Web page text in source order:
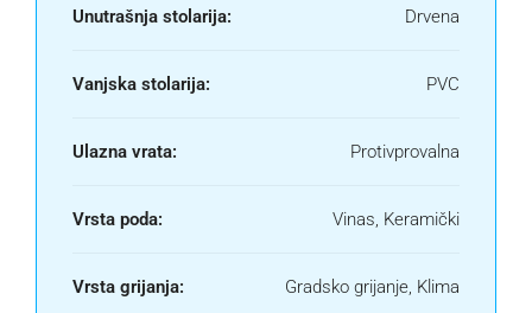
Unutrašnja stolarija: Drvena
Vanjska stolarija: PVC
Ulazna vrata: Protivprovalna
Vrsta poda: Vinas, Keramički
Vrsta grijanja:
Gradsko grijanje, Klima